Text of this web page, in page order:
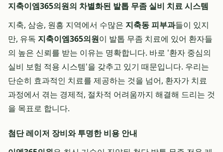
지축이엠365의원의 차별화된 발톱 무좀 실비 치료 시스템
지축, 삼송, 원흥 지역에서 수많은 지축동 피부과들이 있지
만, 유독 지축이엠365의원이 발톱 무좀 치료에 있어 환자들
의 높은 신뢰를 받는 이유는 명확합니다. 바로 '환자 중심의
실비 보험 적용 시스템'을 갖추고 있기 때문입니다. 우리는
단순히 효과적인 치료를 제공하는 것을 넘어, 환자가 치료
과정에서 겪는 경제적, 절차적 어려움까지 해결해 드리는 것
을 목표로 합니다.
첨단 레이저 장비와 투명한 비용 안내